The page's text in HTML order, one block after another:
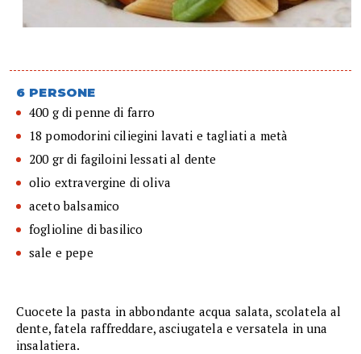
6 PERSONE
400 g di penne di farro
18 pomodorini ciliegini lavati e tagliati a metà
200 gr di fagiloini lessati al dente
olio extravergine di oliva
aceto balsamico
foglioline di basilico
sale e pepe
Cuocete la pasta in abbondante acqua salata, scolatela al
dente, fatela raffreddare, asciugatela e versatela in una
insalatiera.